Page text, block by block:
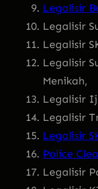
Legalisir
Legalisir
Legalisir
Legalisir
Menikah,
Legalisir
Legalisir
Legalisir
Police
Legalisir